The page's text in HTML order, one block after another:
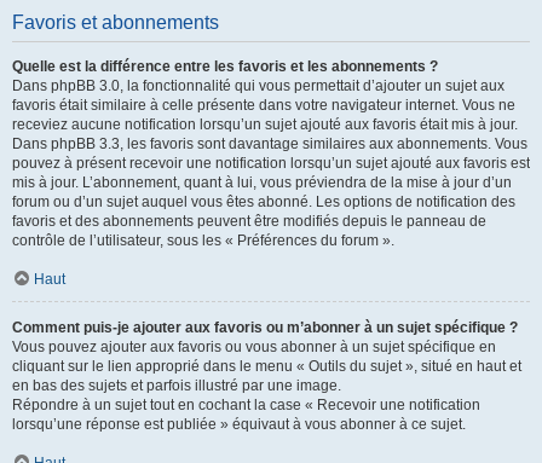
Favoris et abonnements
Quelle est la différence entre les favoris et les abonnements ?
Dans phpBB 3.0, la fonctionnalité qui vous permettait d’ajouter un sujet aux
favoris était similaire à celle présente dans votre navigateur internet. Vous ne
receviez aucune notification lorsqu’un sujet ajouté aux favoris était mis à jour.
Dans phpBB 3.3, les favoris sont davantage similaires aux abonnements. Vous
pouvez à présent recevoir une notification lorsqu’un sujet ajouté aux favoris est
mis à jour. L’abonnement, quant à lui, vous préviendra de la mise à jour d’un
forum ou d’un sujet auquel vous êtes abonné. Les options de notification des
favoris et des abonnements peuvent être modifiés depuis le panneau de
contrôle de l’utilisateur, sous les « Préférences du forum ».
Haut
Comment puis-je ajouter aux favoris ou m’abonner à un sujet spécifique ?
Vous pouvez ajouter aux favoris ou vous abonner à un sujet spécifique en
cliquant sur le lien approprié dans le menu « Outils du sujet », situé en haut et
en bas des sujets et parfois illustré par une image.
Répondre à un sujet tout en cochant la case « Recevoir une notification
lorsqu’une réponse est publiée » équivaut à vous abonner à ce sujet.